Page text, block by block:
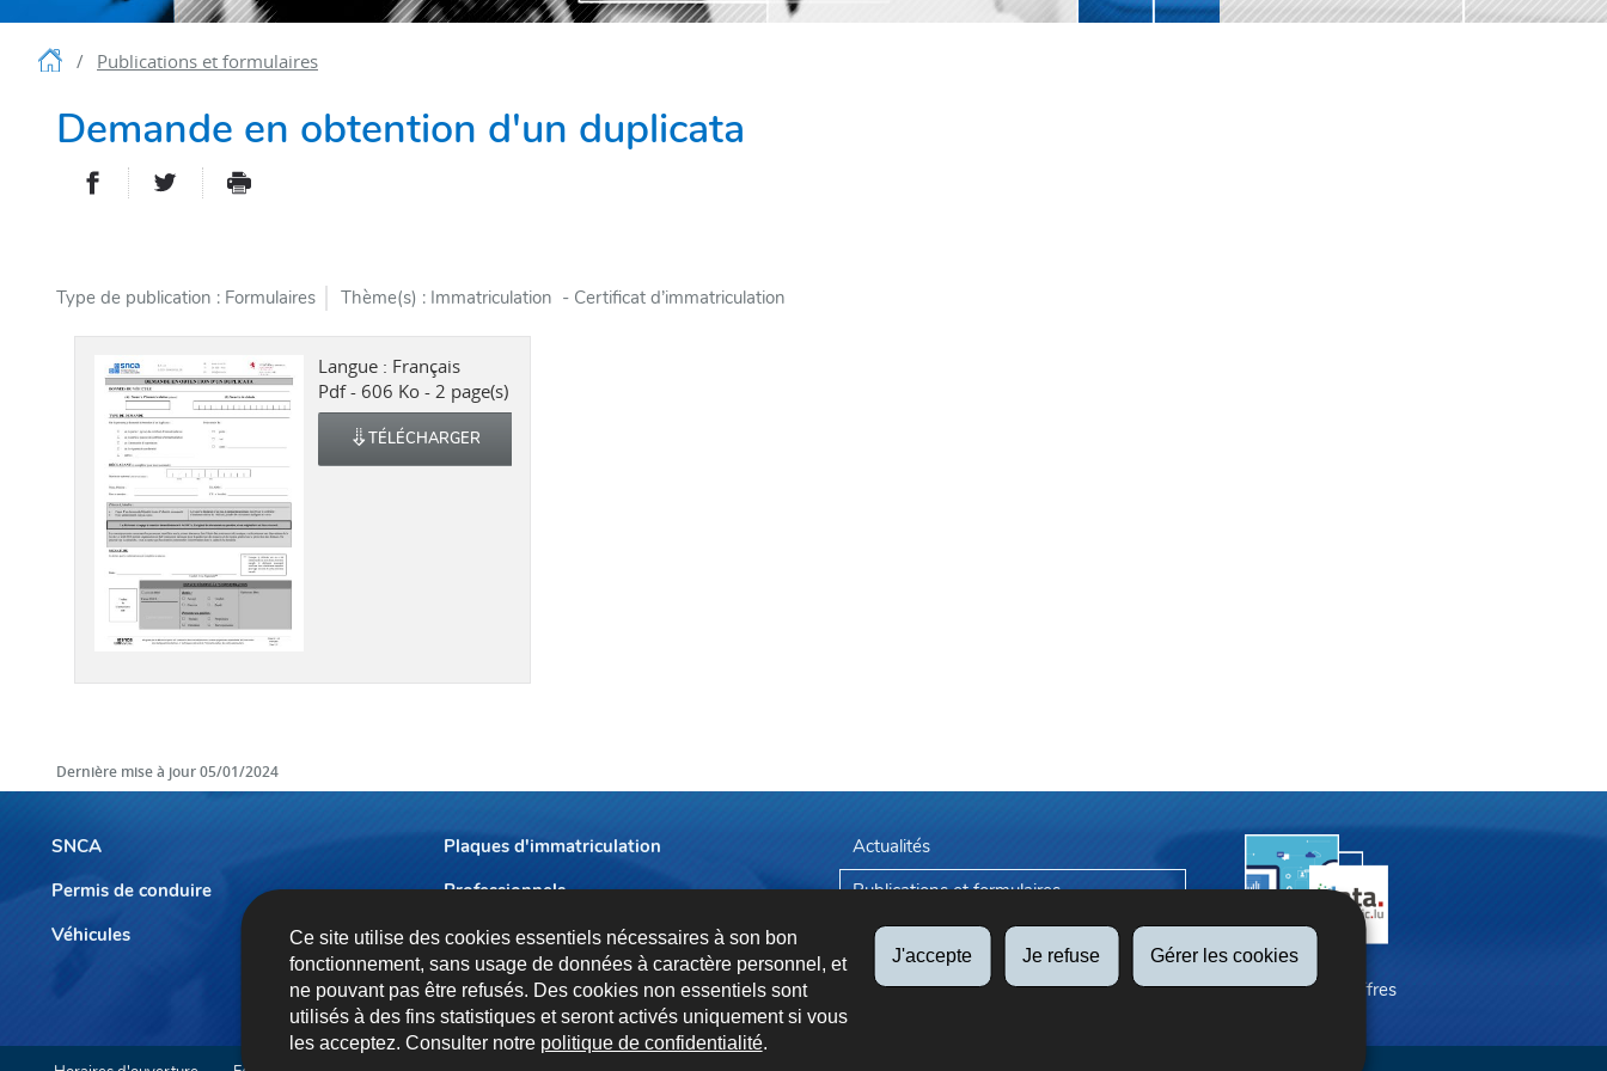
Ce site utilise des cookies essentiels nécessaires à son bon
fonctionnement, sans usage de données à caractère personnel, et
ne pouvant pas être refusés. Des cookies non essentiels sont
utilisés à des fins statistiques et seront activés uniquement si vous
les acceptez. Consulter notre politique de confidentialité.
J'accepte Je refuse Gérer les cookies
AccueilPublications et formulaires
Demande en obtention d'un duplicata
PARTAGER SUR FACEBOOK
PARTAGER SUR TWITTER
IMPRIMER
Type de publication Formulaires Thème(s) Immatriculation - Certificat d’immatriculation
Langue : Français
Pdf - 606 Ko - 2 page(s)
TÉLÉCHARGER
Dernière mise à jour05/01/2024
Menu
de
SNCA
Permis de conduire
Véhicules
Plaques d'immatriculation
Professionnels
Prendre rendez-vous
Actualités
Publications et formulaires
Tarifs applicables
La SNCA en chiffres